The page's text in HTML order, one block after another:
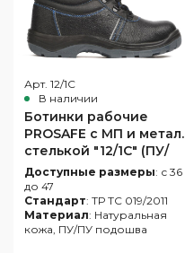
Арт. 12/1С
В наличии
Ботинки рабочие
PROSAFE с МП и метал.
стелькой "12/1С" (ПУ/
ПУ подошва)
Доступные размеры: с 36
до 47
Стандарт: ТР ТС 019/2011
Материал: Натуральная
кожа, ПУ/ПУ подошва